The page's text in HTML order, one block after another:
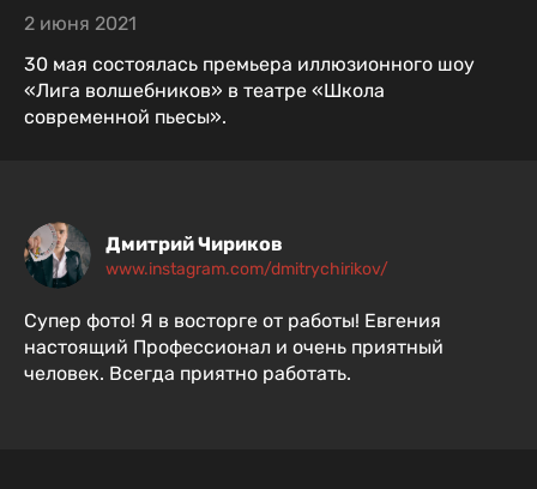
2 июня 2021
30 мая состоялась премьера иллюзионного шоу
«Лига волшебников» в театре «Школа
современной пьесы».
Дмитрий Чириков
www.instagram.com/dmitrychirikov/
Супер фото! Я в восторге от работы! Евгения
настоящий Профессионал и очень приятный
человек. Всегда приятно работать.